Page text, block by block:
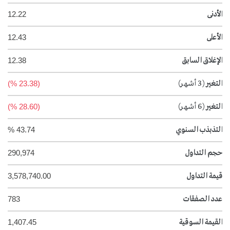
الأدنى 12.22
الأعلى 12.43
الإغلاق السابق 12.38
التغير(3 أشهر) (23.38 %)
التغير(6 أشهر) (28.60 %)
التذبذب السنوي 43.74 %
حجم التداول 290,974
قيمة التداول 3,578,740.00
عدد الصفقات 783
القيمة السوقية 1,407.45